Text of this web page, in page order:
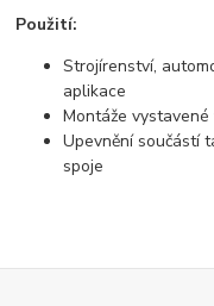
Použití:
Strojírenství,
aplikace
Montáže
Upevnění součástí
spoje